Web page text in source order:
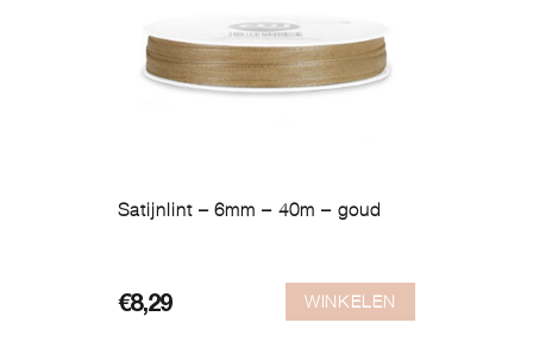
Satijnlint – 6mm – 40m – goud
€8,29 WINKELEN